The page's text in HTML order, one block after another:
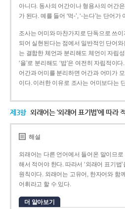
아니다. 동사의 어간이나 형용사의 어간
가 된다. 예를 들어 ‘먹-’, ‘-는다’는 단어
조사는 어미와 마찬가지로 단독으로 쓰
되어 실현된다는 점에서 일반적인 단어
는 결합한 체언과 분리해도 체언이 자립성
‘을’로 분리해도 ‘밥’은 여전히 자립적이
어간과 어미를 분리하면 어간과 어미가
이다. 이러한 이유로 조사는 어미보다는
제3항 외래어는 ‘외래어 표기법’에 따라
해설
외래어는 다른 언어에서 들어온 말이므
해서 적어야 한다. 따라서 ‘외래어 표기법
원칙이다. 외래어는 고유어, 한자어와 함
어휘라고 할 수 있다.
더 알아보기